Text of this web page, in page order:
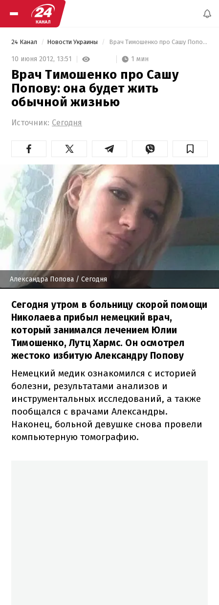
24 Канал Новости Украины Врач Тимошенко про Сашу Попову: она будет жить обычной жизнью
10 июня 2012, 13:51 1 мин
Врач Тимошенко про Сашу
Попову: она будет жить
обычной жизнью
Источник: Сегодня
Александра Попова / Сегодня
Сегодня утром в больницу скорой помощи
Николаева прибыл немецкий врач,
который занимался лечением Юлии
Тимошенко, Лутц Хармс. Он осмотрел
жестоко избитую Александру Попову
Немецкий медик ознакомился с историей
болезни, результатами анализов и
инструментальных исследований, а также
пообщался с врачами Александры.
Наконец, больной девушке снова провели
компьютерную томографию.